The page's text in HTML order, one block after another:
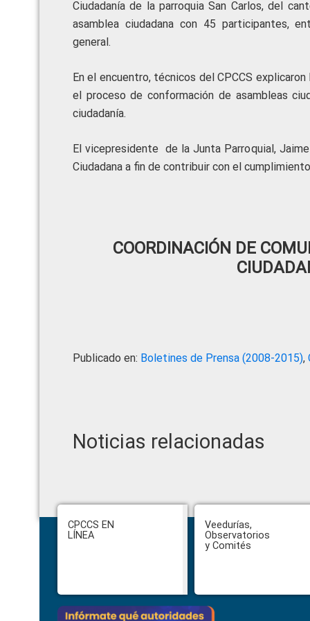
Ciudadanía de la parroquia San Carlos, del
asamblea ciudadana con 45 participantes,
general.
En el encuentro, técnicos del CPCCS
el proceso de conformación de asambleas
ciudadanía.
El vicepresidente de la Junta Parroquial,
Ciudadana a fin de contribuir con el
COORDINACIÓN DE
Publicado en: Boletines de Prensa (2008-2015),
Noticias relacionadas
Footer
CPCCS EN
LÍNEA
Veedurías,
Observatorios
y Comités